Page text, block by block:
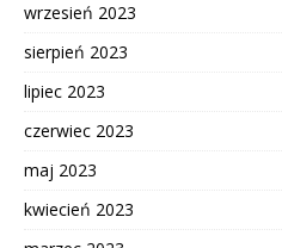
wrzesień 2023
sierpień 2023
lipiec 2023
czerwiec 2023
maj 2023
kwiecień 2023